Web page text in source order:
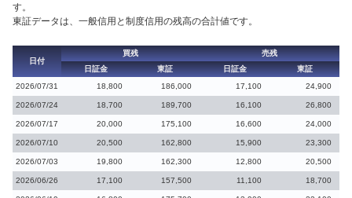
す。
東証データは、一般信用と制度信用の残高の合計値です。
日付
買残
売残
日証金
東証 日証金
東証
2026/07/31
18,800 186,000 17,100 24,900
2026/07/24 18,700 189,700 16,100 26,800
2026/07/17 20,000 175,100 16,600 24,000
2026/07/10 20,500 162,800 15,900 23,300
2026/07/03 19,800 162,300 12,800 20,500
2026/06/26 17,100 157,500 11,100 18,700